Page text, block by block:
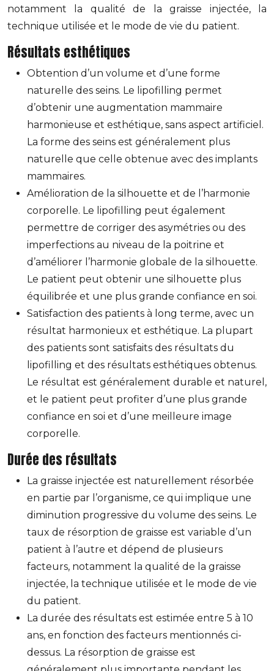
notamment la qualité de la graisse injectée, la
technique utilisée et le mode de vie du patient.
Résultats esthétiques
Obtention d’un volume et d’une forme
naturelle des seins. Le lipofilling permet
d’obtenir une augmentation mammaire
harmonieuse et esthétique, sans aspect artificiel.
La forme des seins est généralement plus
naturelle que celle obtenue avec des implants
mammaires.
Amélioration de la silhouette et de l’harmonie
corporelle. Le lipofilling peut également
permettre de corriger des asymétries ou des
imperfections au niveau de la poitrine et
d’améliorer l’harmonie globale de la silhouette.
Le patient peut obtenir une silhouette plus
équilibrée et une plus grande confiance en soi.
Satisfaction des patients à long terme, avec un
résultat harmonieux et esthétique. La plupart
des patients sont satisfaits des résultats du
lipofilling et des résultats esthétiques obtenus.
Le résultat est généralement durable et naturel,
et le patient peut profiter d’une plus grande
confiance en soi et d’une meilleure image
corporelle.
Durée des résultats
La graisse injectée est naturellement résorbée
en partie par l’organisme, ce qui implique une
diminution progressive du volume des seins. Le
taux de résorption de graisse est variable d’un
patient à l’autre et dépend de plusieurs
facteurs, notamment la qualité de la graisse
injectée, la technique utilisée et le mode de vie
du patient.
La durée des résultats est estimée entre 5 à 10
ans, en fonction des facteurs mentionnés ci-
dessus. La résorption de graisse est